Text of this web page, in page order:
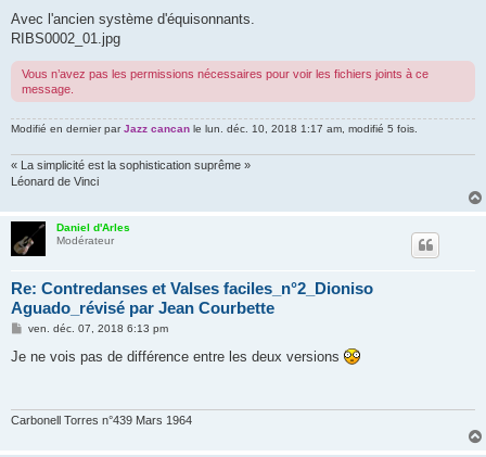
Avec l'ancien système d'équisonnants.
RIBS0002_01.jpg
Vous n’avez pas les permissions nécessaires pour voir les fichiers joints à ce
message.
Modifié en dernier parJazz cancan le lun. déc. 10, 2018 1:17 am, modifié 5 fois.
« La simplicité est la sophistication suprême »
Léonard de Vinci
Daniel d'Arles
Modérateur
Re: Contredanses et Valses faciles_n°2_Dioniso
Aguado_révisé par Jean Courbette
M
s
ven. déc. 07, 2018 6:13 pm
Je ne vois pas de différence entre les deux versions
Carbonell Torres n°439 Mars 1964